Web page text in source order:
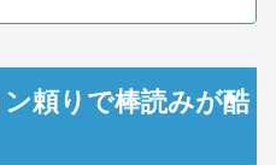
頼りで棒読みが酷